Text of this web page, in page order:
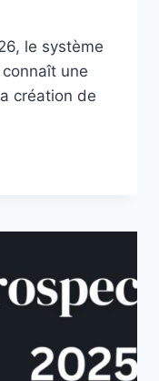
le système
une
création de